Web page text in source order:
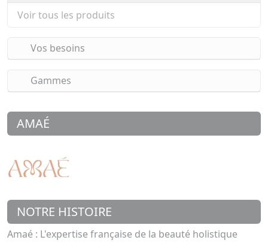
Voir tous les produits
Vos besoins
Gammes
AMAÉ
NOTRE HISTOIRE
Amaé : L'expertise française de la beauté holistique